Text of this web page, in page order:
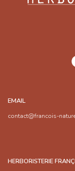
EMAIL
contact@francois-
HERBORISTERIE